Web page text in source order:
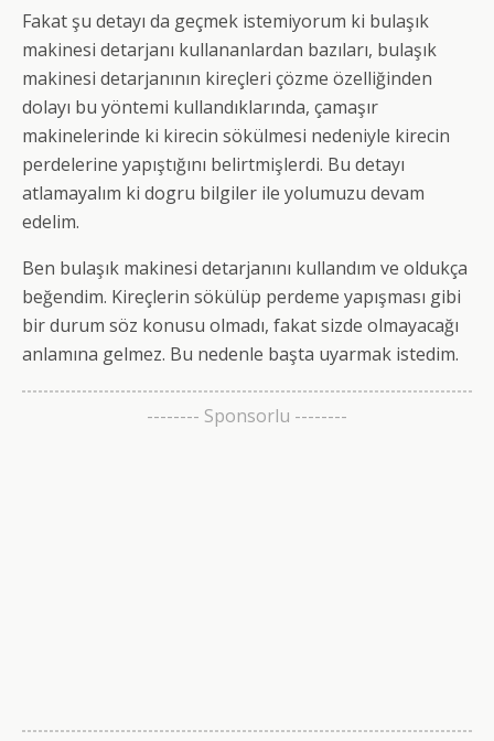
Fakat şu detayı da geçmek istemiyorum ki bulaşık
makinesi detarjanı kullananlardan bazıları, bulaşık
makinesi detarjanının kireçleri çözme özelliğinden
dolayı bu yöntemi kullandıklarında, çamaşır
makinelerinde ki kirecin sökülmesi nedeniyle kirecin
perdelerine yapıştığını belirtmişlerdi. Bu detayı
atlamayalım ki dogru bilgiler ile yolumuzu devam
edelim.
Ben bulaşık makinesi detarjanını kullandım ve oldukça
beğendim. Kireçlerin sökülüp perdeme yapışması gibi
bir durum söz konusu olmadı, fakat sizde olmayacağı
anlamına gelmez. Bu nedenle başta uyarmak istedim.
-------- Sponsorlu --------